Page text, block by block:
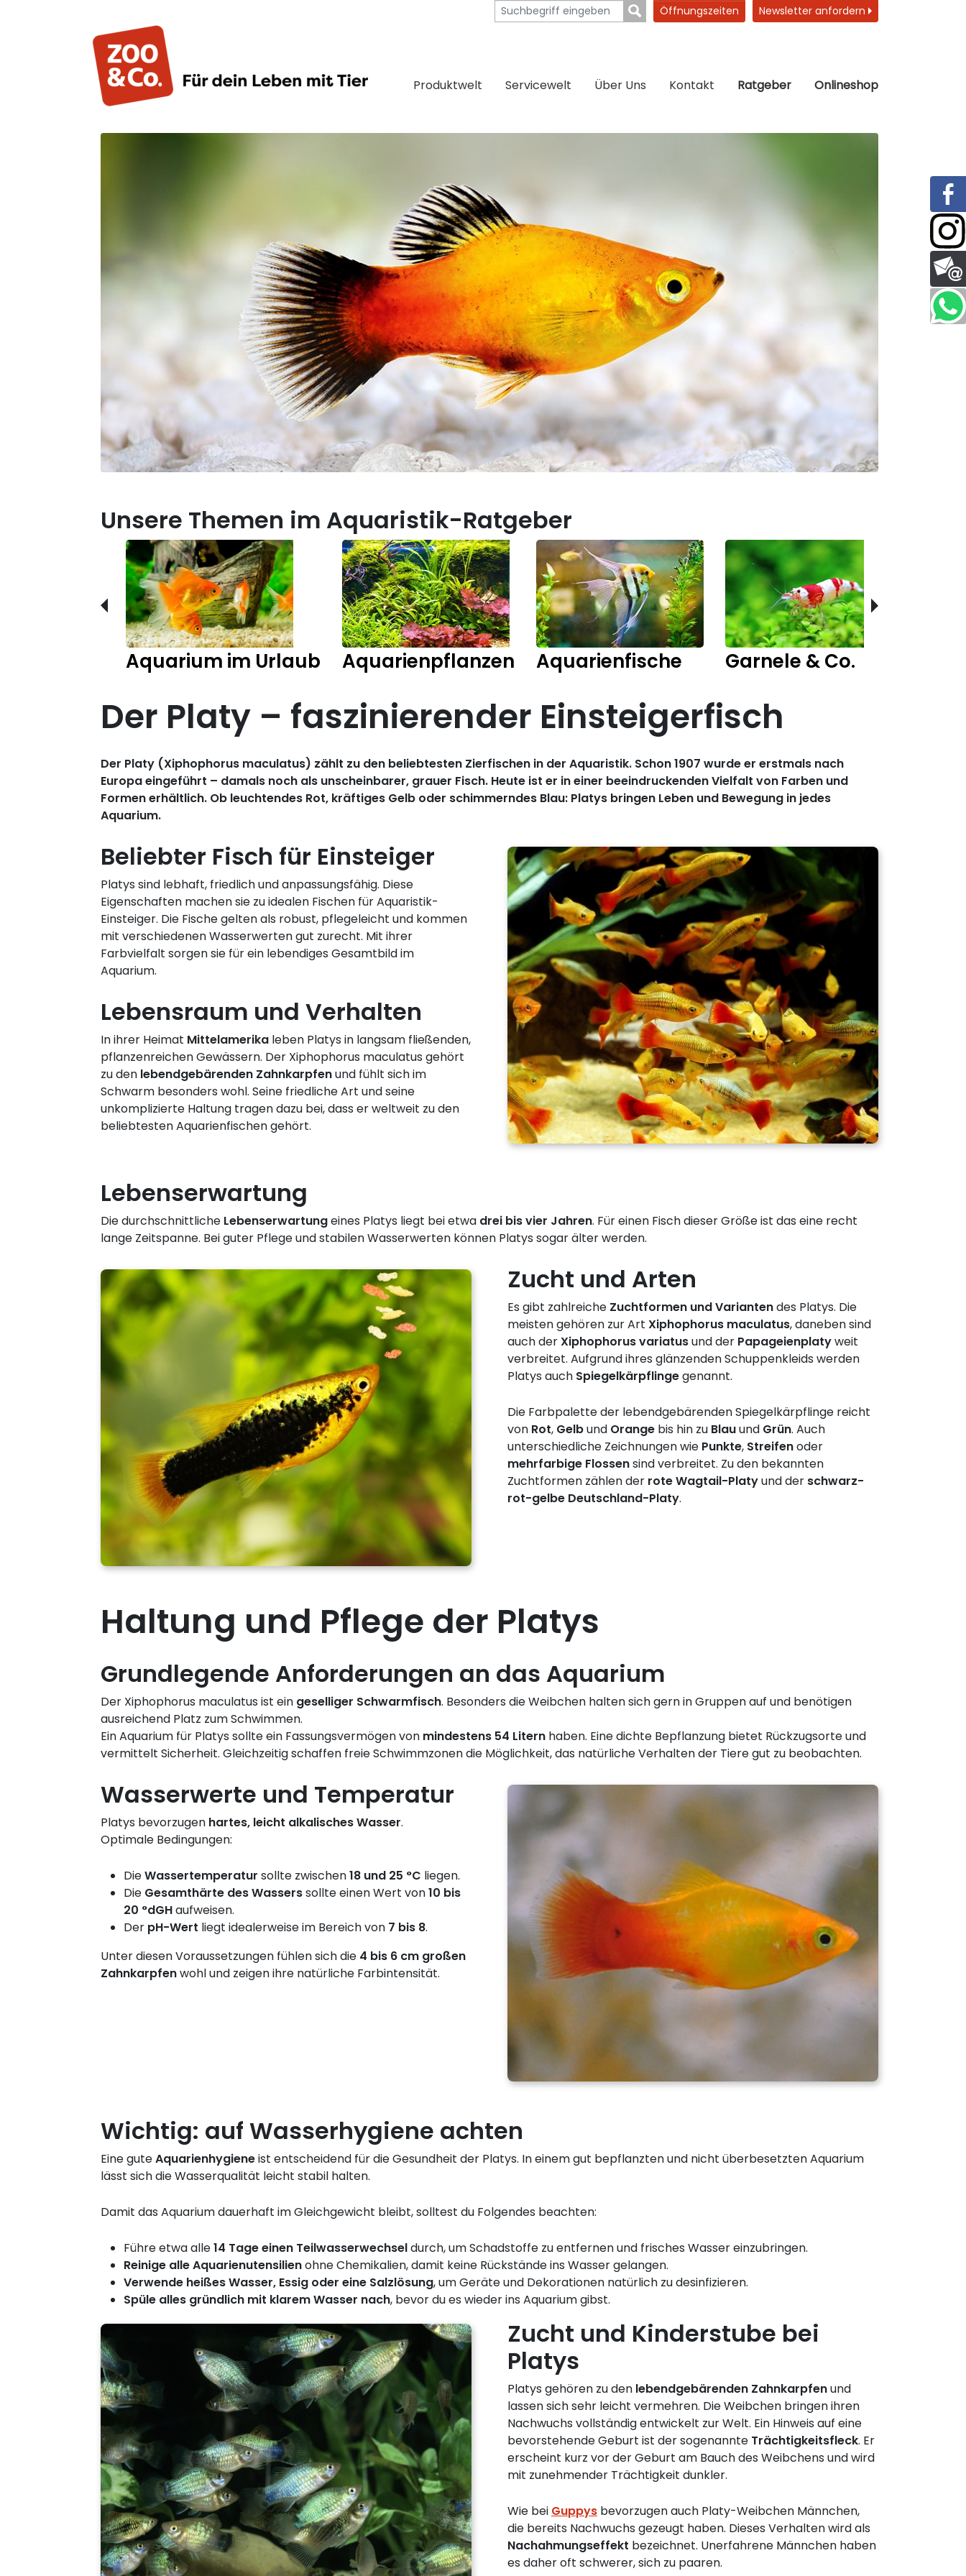
Öffnungszeiten Newsletter anfordern
Produktwelt Servicewelt Über Uns Kontakt Ratgeber Onlineshop
Unsere Themen im Aquaristik-Ratgeber
Aquarium im Urlaub Aquarienpflanzen Aquarienfische Garnele & Co.
Der Platy – faszinierender Einsteigerfisch
Der Platy (Xiphophorus maculatus) zählt zu den beliebtesten Zierfischen in der Aquaristik. Schon 1907 wurde er erstmals nach
Europa eingeführt – damals noch als unscheinbarer, grauer Fisch. Heute ist er in einer beeindruckenden Vielfalt von Farben und
Formen erhältlich. Ob leuchtendes Rot, kräftiges Gelb oder schimmerndes Blau: Platys bringen Leben und Bewegung in jedes
Aquarium.
Beliebter Fisch für Einsteiger
Platys sind lebhaft, friedlich und anpassungsfähig. Diese
Eigenschaften machen sie zu idealen Fischen für Aquaristik-
Einsteiger. Die Fische gelten als robust, pflegeleicht und kommen
mit verschiedenen Wasserwerten gut zurecht. Mit ihrer
Farbvielfalt sorgen sie für ein lebendiges Gesamtbild im
Aquarium.
Lebensraum und Verhalten
In ihrer Heimat Mittelamerika leben Platys in langsam fließenden,
pflanzenreichen Gewässern. Der Xiphophorus maculatus gehört
zu den lebendgebärenden Zahnkarpfenund fühlt sich im
Schwarm besonders wohl. Seine friedliche Art und seine
unkomplizierte Haltung tragen dazu bei, dass er weltweit zu den
beliebtesten Aquarienfischen gehört.
Lebenserwartung
Die durchschnittliche Lebenserwartungeines Platys liegt bei etwa drei bis vier Jahren. Für einen Fisch dieser Größe ist das eine recht
lange Zeitspanne. Bei guter Pflege und stabilen Wasserwerten können Platys sogar älter werden.
Zucht und Arten
Es gibt zahlreiche Zuchtformen und Variantendes Platys. Die
meisten gehören zur Art Xiphophorus maculatus, daneben sind
auch derXiphophorus variatusund der Papageienplatyweit
verbreitet. Aufgrund ihres glänzenden Schuppenkleids werden
Platys auch Spiegelkärpflingegenannt.
Die Farbpalette der lebendgebärenden Spiegelkärpflinge reicht
von Rot, Gelbund Orange bis hin zu Blauund Grün. Auch
unterschiedliche Zeichnungen wie Punkte, Streifenoder
mehrfarbige Flossensind verbreitet. Zu den bekannten
Zuchtformen zählen der rote Wagtail-Platyund der schwarz-
rot-gelbe Deutschland-Platy.
Haltung und Pflege der Platys
Grundlegende Anforderungen an das Aquarium
Der Xiphophorus maculatus ist ein geselliger Schwarmfisch. Besonders die Weibchen halten sich gern in Gruppen auf und benötigen
ausreichend Platz zum Schwimmen.
Ein Aquarium für Platys sollte ein Fassungsvermögen von mindestens 54 Litern haben. Eine dichte Bepflanzung bietet Rückzugsorte und
vermittelt Sicherheit. Gleichzeitig schaffen freie Schwimmzonen die Möglichkeit, das natürliche Verhalten der Tiere gut zu beobachten.
Wasserwerte und Temperatur
Platys bevorzugen hartes, leicht alkalisches Wasser.
Optimale Bedingungen:
DieWassertemperatur sollte zwischen18 und 25 °C liegen.
Die Gesamthärte des Wasserssollte einen Wert von10 bis
20 °dGHaufweisen.
Der pH-Wert liegt idealerweise im Bereich von 7 bis 8.
Unter diesen Voraussetzungen fühlen sich die 4 bis 6 cm großen
Zahnkarpfenwohl und zeigen ihre natürliche Farbintensität.
Wichtig: auf Wasserhygiene achten
Eine guteAquarienhygieneist entscheidend für die Gesundheit der Platys. In einem gut bepflanzten und nicht überbesetzten Aquarium
lässt sich die Wasserqualität leicht stabil halten.
Damit das Aquarium dauerhaft im Gleichgewicht bleibt, solltest du Folgendes beachten:
Führe etwa alle14 Tage einen Teilwasserwechseldurch, um Schadstoffe zu entfernen und frisches Wasser einzubringen.
Reinige alle Aquarienutensilienohne Chemikalien, damit keine Rückstände ins Wasser gelangen.
Verwende heißes Wasser, Essig oder eine Salzlösung, um Geräte und Dekorationen natürlich zu desinfizieren.
Spüle alles gründlich mit klarem Wasser nach, bevor du es wieder ins Aquarium gibst.
Zucht und Kinderstube bei
Platys
Platys gehören zu den lebendgebärenden Zahnkarpfenund
lassen sich sehr leicht vermehren. Die Weibchen bringen ihren
Nachwuchs vollständig entwickelt zur Welt. Ein Hinweis auf eine
bevorstehende Geburt ist der sogenannte Trächtigkeitsfleck. Er
erscheint kurz vor der Geburt am Bauch des Weibchens und wird
mit zunehmender Trächtigkeit dunkler.
Wie bei Guppys bevorzugen auch Platy-Weibchen Männchen,
die bereits Nachwuchs gezeugt haben. Dieses Verhalten wird als
Nachahmungseffekt bezeichnet. Unerfahrene Männchen haben
es daher oft schwerer, sich zu paaren.